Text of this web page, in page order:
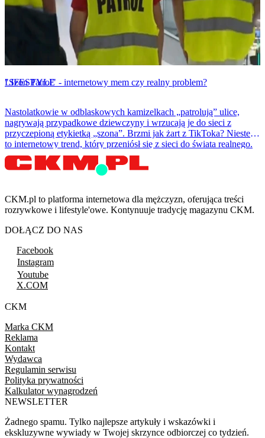
LIFESTYLE
"Szon Patrol" - internetowy mem czy realny problem?
Nastolatkowie w odblaskowych kamizelkach „patrolują” ulice,
nagrywają przypadkowe dziewczyny i wrzucają je do sieci z
przyczepioną etykietką „szona”. Brzmi jak żart z TikToka? Niestety
to internetowy trend, który przeniósł się z sieci do świata realnego.
CKM.pl to platforma internetowa dla mężczyzn, oferująca treści
rozrywkowe i lifestyle'owe. Kontynuuje tradycję magazynu CKM.
DOŁĄCZ DO NAS
Facebook
Instagram
Youtube
X.COM
CKM
Marka CKM
Reklama
Kontakt
Wydawca
Regulamin serwisu
Polityka prywatności
Kalkulator wynagrodzeń
NEWSLETTER
Żadnego spamu. Tylko najlepsze artykuły i wskazówki i
ekskluzywne wywiady w Twojej skrzynce odbiorczej co tydzień.